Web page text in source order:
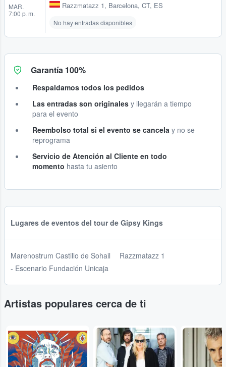
MAR.
7:00 p. m.
Razzmatazz 1, Barcelona, CT, ES
No hay entradas disponibles
Garantía 100%
Respaldamos todos los pedidos
Las entradas son originales y llegarán a tiempo
para el evento
Reembolso total si el evento se cancela y no se
reprograma
Servicio de Atención al Cliente en todo
momento hasta tu asiento
Lugares de eventos del tour de Gipsy Kings
Marenostrum Castillo de Sohail
- Escenario Fundación Unicaja
Razzmatazz 1
Artistas populares cerca de ti
... ... ...